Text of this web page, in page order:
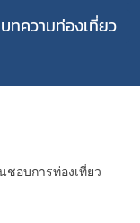
บทความท่องเที่ยว
อบการท่องเที่ยว